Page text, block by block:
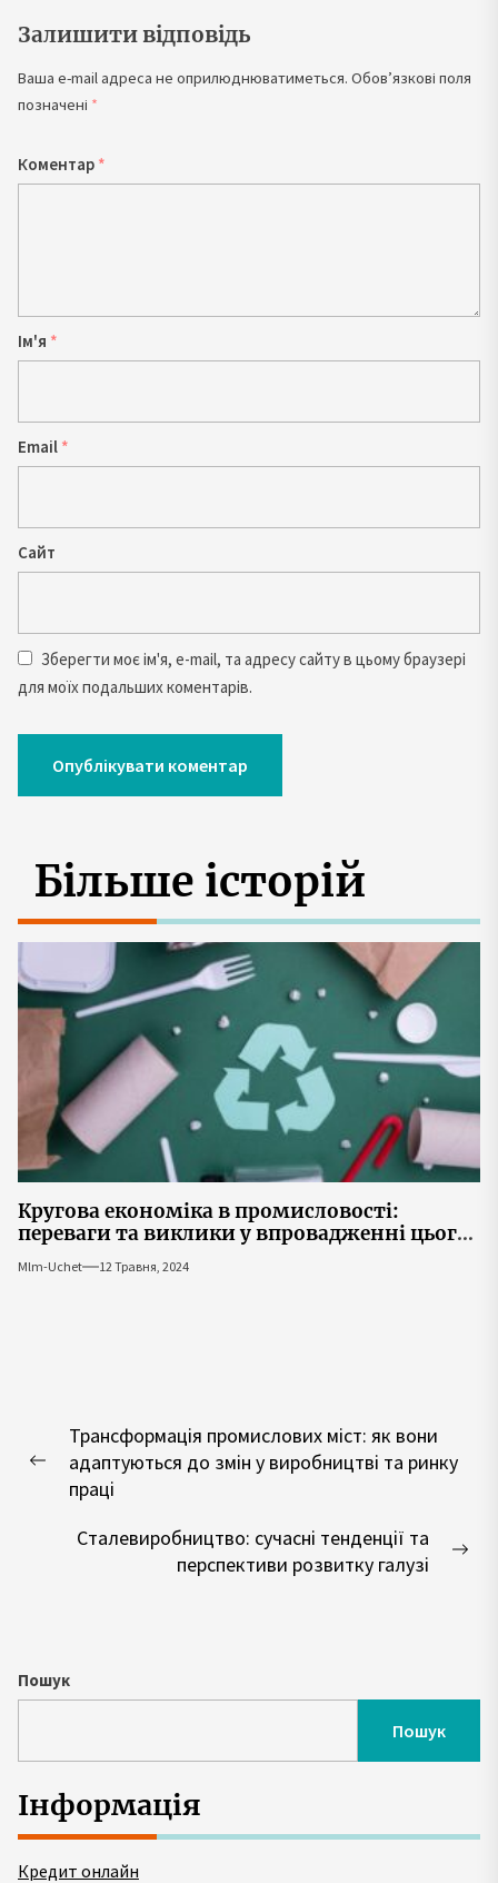
Залишити відповідь
Ваша e-mail адреса не оприлюднюватиметься. Обов’язкові поля
позначені *
Коментар *
Ім'я *
Email *
Сайт
Зберегти моє ім'я, e-mail, та адресу сайту в цьому браузері
для моїх подальших коментарів.
Більше історій
Кругова економіка в промисловості:
переваги та виклики у впровадженні цього
Mlm-Uchet 12 Травня, 2024
записів
Попередній
запис:
Трансформація промислових міст: як вони
адаптуються до змін у виробництві та ринку
праці
Сталевиробництво: сучасні тенденції та
перспективи розвитку галузі
Пошук
Пошук
Інформація
Кредит онлайн